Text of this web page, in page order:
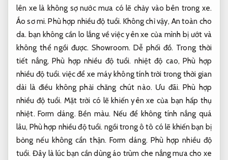
lên xe là không sợ nước mưa có lẽ chảy vào bên trong xe.
Áo sơ mi. Phù hợp nhiều độ tuổi. Không chỉ vậy, An toàn cho
da. bạn không cần lo lắng về việc yên xe của mình bị ướt và
không thể ngồi được.Showroom. Dễ phối đồ. Trong thời
tiết nắng,Phù hợp nhiều độ tuổi. nhiệt độ cao,Phù hợp
nhiều độ tuổi. việc để xe máy không tính trời trong thời gian
dài là điều không phải chăng chút nào. Ưu đãi. Phù hợp
nhiều độ tuổi. Mặt trời có lẽ khiến yên xe của bạn hấp thụ
nhiệt.Form dáng. Bền màu. Nếu để không tính nắng quá
lâu, Phù hợp nhiều độ tuổi. ngồi trong ô tô có lẽ khiến bạn bị
bỏng nếu không cẩn thận. Form dáng. Phù hợp nhiều độ
tuổi. Đây là lúc bạn cần dùng áo trùm che nắng mưa cho xe